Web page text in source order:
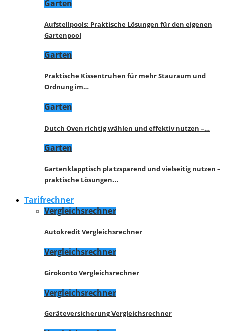
Garten
Aufstellpools: Praktische Lösungen für den eigenen
Gartenpool
Garten
Praktische Kissentruhen für mehr Stauraum und
Ordnung im…
Garten
Dutch Oven richtig wählen und effektiv nutzen –…
Garten
Gartenklapptisch platzsparend und vielseitig nutzen –
praktische Lösungen…
Tarifrechner
Vergleichsrechner
Autokredit Vergleichsrechner
Vergleichsrechner
Girokonto Vergleichsrechner
Vergleichsrechner
Geräteversicherung Vergleichsrechner